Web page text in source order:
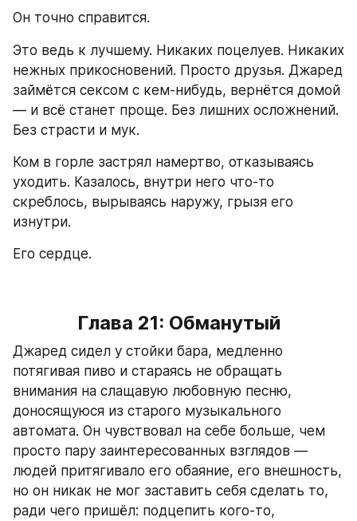
Он точно справится.
Это ведь к лучшему. Никаких поцелуев. Никаких
нежных прикосновений. Просто друзья. Джаред
займётся сексом с кем-нибудь, вернётся домой
— и всё станет проще. Без лишних осложнений.
Без страсти и мук.
Ком в горле застрял намертво, отказываясь
уходить. Казалось, внутри него что-то
скреблось, вырываясь наружу, грызя его
изнутри.
Его сердце.
Глава 21: Обманутый
Джаред сидел у стойки бара, медленно
потягивая пиво и стараясь не обращать
внимания на слащавую любовную песню,
доносящуюся из старого музыкального
автомата. Он чувствовал на себе больше, чем
просто пару заинтересованных взглядов —
людей притягивало его обаяние, его внешность,
но он никак не мог заставить себя сделать то,
ради чего пришёл: подцепить кого-то,